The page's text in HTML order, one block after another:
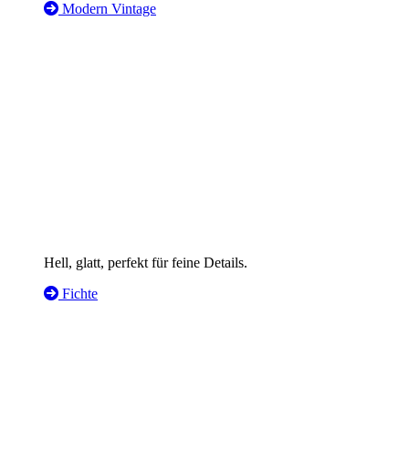
Modern Vintage
Hell, glatt, perfekt für feine Details.
Fichte